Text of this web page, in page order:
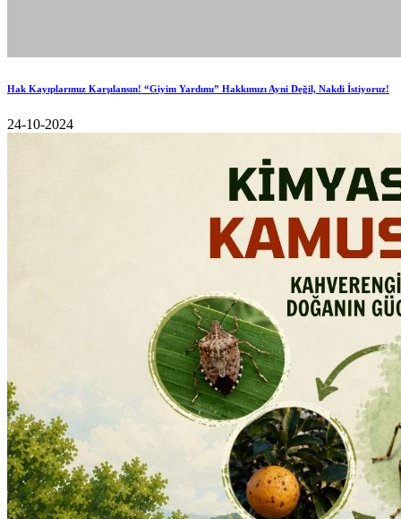
Hak Kayıplarımız Karşılansın! “Giyim Yardımı” Hakkımızı Ayni Değil, Nakdi İstiyoruz!
24-10-2024